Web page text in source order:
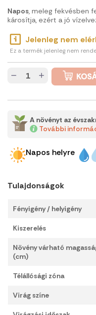
Napos, meleg fekvésben
károsítja, ezért a jó
Jelenleg nem
Ez a termék jelenleg nem
− +
A növényt az
További
Napos helyre
Tulajdonságok
Fényigény / helyigény
Kiszerelés
Növény várható
(cm)
Télállósági zóna
Virág színe